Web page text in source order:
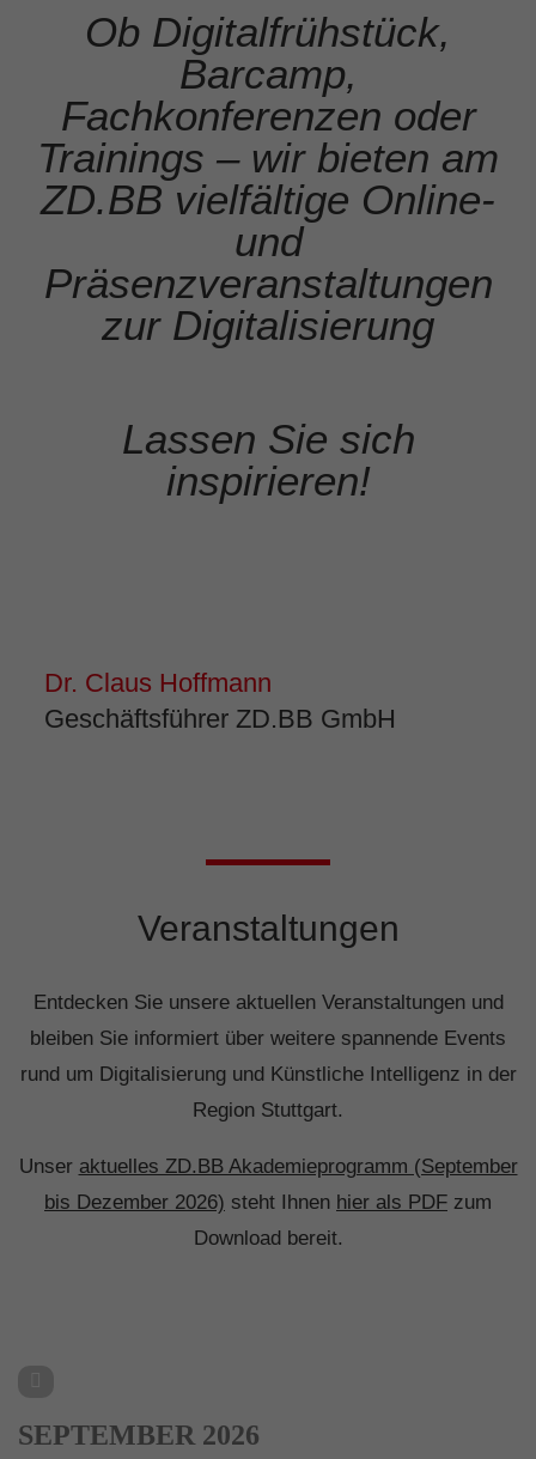
Ob Digitalfrühstück,
Barcamp,
Fachkonferenzen oder
Trainings – wir bieten am
ZD.BB vielfältige Online-
und
Präsenzveranstaltungen
zur Digitalisierung
Lassen Sie sich
inspirieren!
Dr. Claus Hoffmann
Geschäftsführer ZD.BB GmbH
Veranstaltungen
Entdecken Sie unsere aktuellen Veranstaltungen und
bleiben Sie informiert über weitere spannende Events
rund um Digitalisierung und Künstliche Intelligenz in der
Region Stuttgart.
Unser aktuelles ZD.BB Akademieprogramm (September
bis Dezember 2026) steht Ihnen hier als PDF zum
Download bereit.
SEPTEMBER 2026